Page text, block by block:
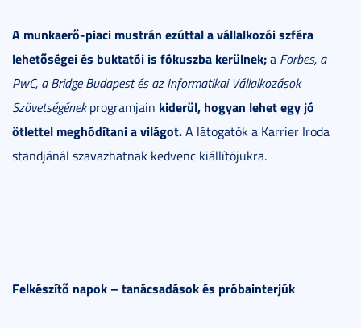
A munkaerő-piaci mustrán ezúttal a vállalkozói szféra
lehetőségei és buktatói is fókuszba kerülnek;a Forbes, a
PwC, a Bridge Budapest és az Informatikai Vállalkozások
Szövetségénekprogramjain kiderül, hogyan lehet egy jó
ötlettel meghódítani a világot.A látogatók a Karrier Iroda
standjánál szavazhatnak kedvenc kiállítójukra.
Felkészítő napok – tanácsadások és próbainterjúk